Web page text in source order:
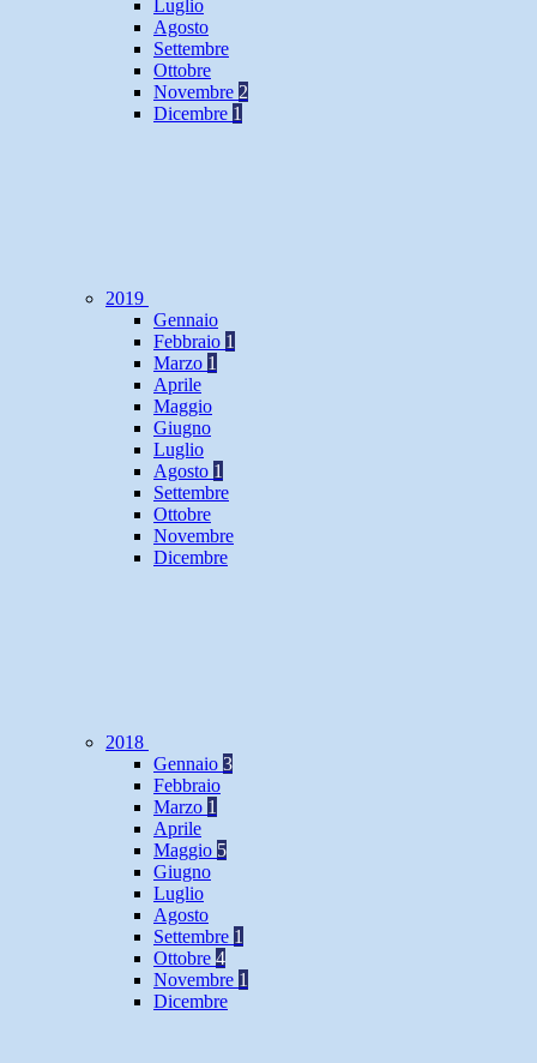
Luglio
Agosto
Settembre
Ottobre
Novembre 2
Dicembre 1
2019
Gennaio
Febbraio 1
Marzo 1
Aprile
Maggio
Giugno
Luglio
Agosto 1
Settembre
Ottobre
Novembre
Dicembre
2018
Gennaio 3
Febbraio
Marzo 1
Aprile
Maggio 5
Giugno
Luglio
Agosto
Settembre 1
Ottobre 4
Novembre 1
Dicembre